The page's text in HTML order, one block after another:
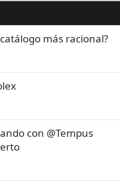
más racional?
con @Tempus